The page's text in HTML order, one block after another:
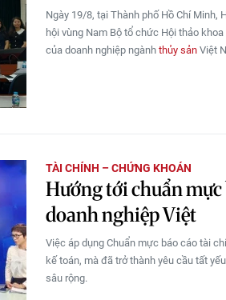
Ngày 19/8, tại Thành phố Hồ Chí Minh,
hội vùng Nam Bộ tổ chức Hội thảo
của doanh nghiệp ngành thủy sản Việt
TÀI CHÍNH – CHỨNG KHOÁN
Hướng tới chuẩn
doanh nghiệp Việt
Việc áp dụng Chuẩn mực báo cáo tài
kế toán, mà đã trở thành yêu cầu tất
sâu rộng.